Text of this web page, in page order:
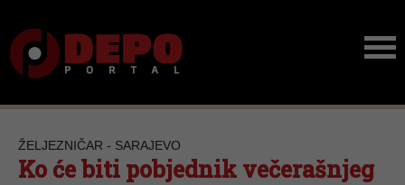
ŽELJEZNIČAR - SARAJEVO
Ko će biti pobjednik večerašnjeg